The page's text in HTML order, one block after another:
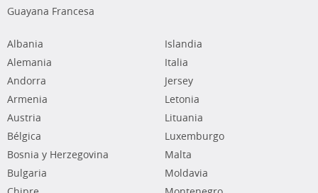
Guayana Francesa
Albania
Alemania
Andorra
Armenia
Austria
Bélgica
Bosnia y Herzegovina
Bulgaria
Islandia
Italia
Jersey
Letonia
Lituania
Luxemburgo
Malta
Moldavia